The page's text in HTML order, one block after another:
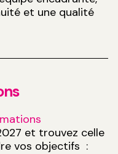
et une qualité
et trouvez celle
vos objectifs :